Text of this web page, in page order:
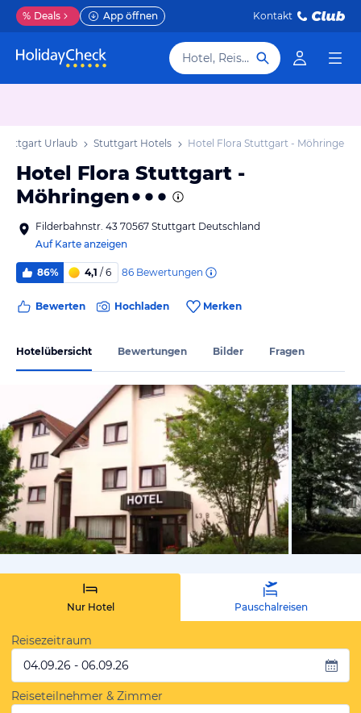
% Deals App öffnen Kontakt
Hotel, Reiseziel
Urlaub Stuttgart Hotels Hotel Flora Stuttgart - Möhringen
Hotel Flora Stuttgart -
Möhringen
Filderbahnstr. 43 70567 Stuttgart Deutschland
Auf Karte anzeigen
86% 4,1 / 6 86 Bewertungen
Bewerten Hochladen Merken
Hotelübersicht Bewertungen Bilder Fragen
vom
Nur Hotel Pauschalreisen
Reisezeitraum
04.09.26 - 06.09.26
Reiseteilnehmer & Zimmer